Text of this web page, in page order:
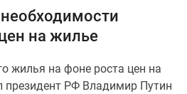
на жилье
жилья на фоне роста цен на
президент РФ Владимир Путин